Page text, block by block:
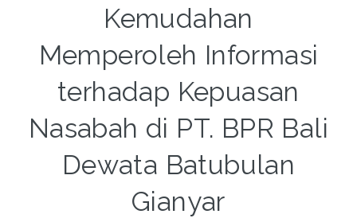
Kemudahan
Memperoleh Informasi
terhadap Kepuasan
Nasabah di PT. BPR Bali
Dewata Batubulan
Gianyar